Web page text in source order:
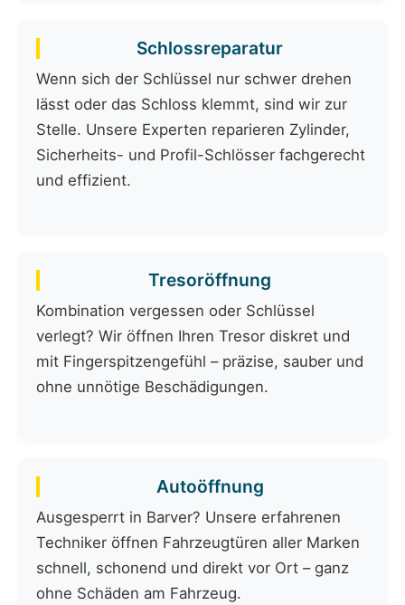
Schlossreparatur
Wenn sich der Schlüssel nur schwer drehen
lässt oder das Schloss klemmt, sind wir zur
Stelle. Unsere Experten reparieren Zylinder,
Sicherheits- und Profil-Schlösser fachgerecht
und effizient.
Tresoröffnung
Kombination vergessen oder Schlüssel
verlegt? Wir öffnen Ihren Tresor diskret und
mit Fingerspitzengefühl – präzise, sauber und
ohne unnötige Beschädigungen.
Autoöffnung
Ausgesperrt in Barver? Unsere erfahrenen
Techniker öffnen Fahrzeugtüren aller Marken
schnell, schonend und direkt vor Ort – ganz
ohne Schäden am Fahrzeug.